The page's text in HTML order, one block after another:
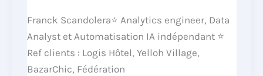
Franck Scandolera⭐ Analytics engineer, Data
Analyst et Automatisation IA indépendant ⭐
Ref clients : Logis Hôtel, Yelloh Village,
BazarChic, Fédération